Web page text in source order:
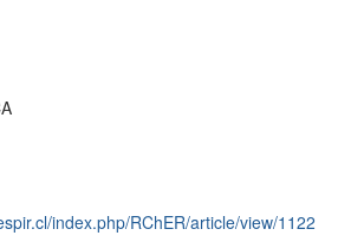
index.php/RChER/article/view/1122